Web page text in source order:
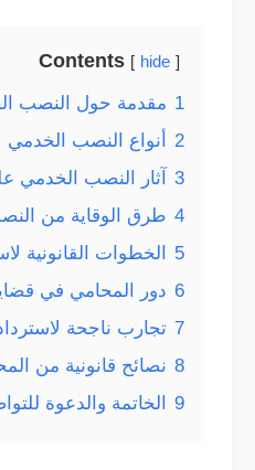
Contents hide
1 مقدمة حول النصب
2
أنواع النصب الخدمي
3
آثار النصب الخدمي
4 طرق الوقاية من
5
الخطوات القانونية
6 دور المحامي في
7 تجارب ناجحة
8 نصائح قانونية من
9
الخاتمة والدعوة